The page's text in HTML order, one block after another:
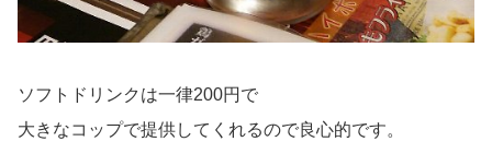
ソフトドリンクは一律200円で
大きなコップで提供してくれるので良心的です。